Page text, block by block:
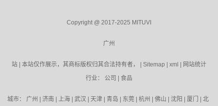
Copyright @ 2017-2025 MITUVI
广州
站 | 本站仅作展示，其商标版权归其合法持有者， | Sitemap xml
网站统计
行业： 公司 食品
城市： 广州 济南 上海| 武汉 天津| 青岛 东莞| 杭州 佛山 沈阳 厦门 北